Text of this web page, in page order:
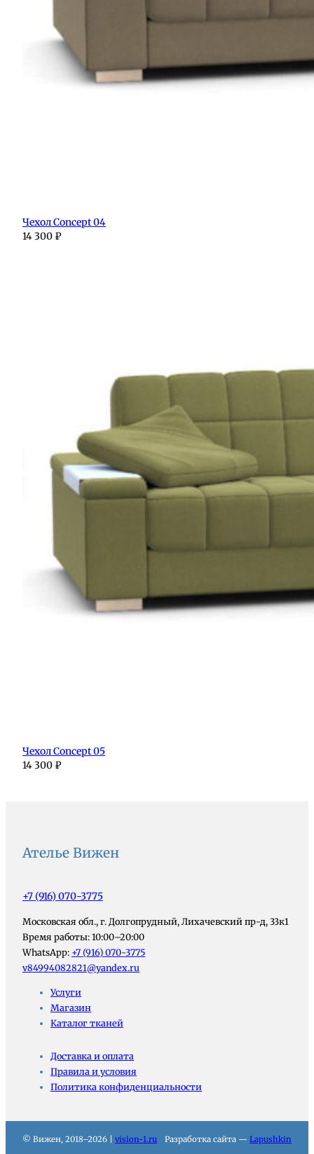
Чехол Concept 04
14 300 ₽
Чехол Concept 05
14 300 ₽
Ателье Вижен
+7 (916) 070-3775
Московская обл., г. Долгопрудный, Лихачевский пр-д, 33к1
Время работы: 10:00–20:00
WhatsApp: +7 (916) 070-3775
v84994082821@yandex.ru
Услуги
Магазин
Каталог тканей
Доставка и оплата
Правила и условия
Политика конфиденциальности
© Вижен, 2018–2026 | vision-1.ru Разработка сайта — Lapushkin